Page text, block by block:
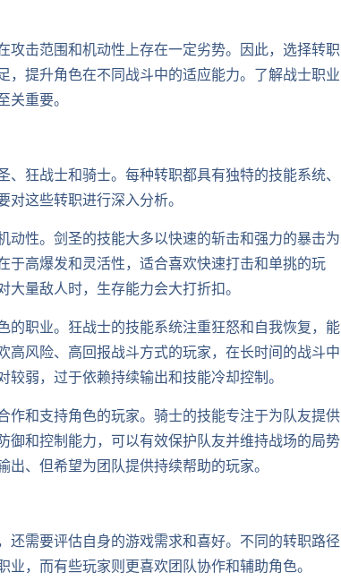
击范围和机动性上存在一定劣势。因此，选择转职
提升角色在不同战斗中的适应能力。了解战士职业
重要。
狂战士和骑士。每种转职都具有独特的技能系统、
这些转职进行深入分析。
性。剑圣的技能大多以快速的斩击和强力的暴击为
高爆发和灵活性，适合喜欢快速打击和单挑的玩
量敌人时，生存能力会大打折扣。
职业。狂战士的技能系统注重狂怒和自我恢复，能
风险、高回报战斗方式的玩家，在长时间的战斗中
弱，过于依赖持续输出和技能冷却控制。
和支持角色的玩家。骑士的技能专注于为队友提供
和控制能力，可以有效保护队友并维持战场的局势
、但希望为团队提供持续帮助的玩家。
需要评估自身的游戏需求和喜好。不同的转职路径
，而有些玩家则更喜欢团队协作和辅助角色。